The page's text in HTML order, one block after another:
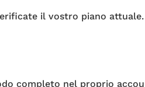
il vostro piano attuale.
completo nel proprio